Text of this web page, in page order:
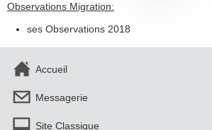
Observations Migration:
ses Observations 2018
Accueil
Messagerie
Site Classique